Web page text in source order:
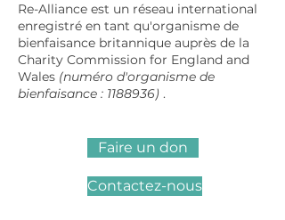
Re-Alliance est un réseau international
enregistré en tant qu'organisme de
bienfaisance britannique auprès de la
Charity Commission for England and
Wales (numéro d'organisme de
bienfaisance : 1188936) .
Faire un don
Contactez-nous